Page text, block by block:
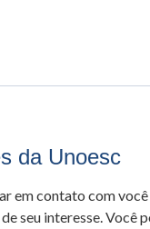
da Unoesc
em contato com
seu interesse. Você